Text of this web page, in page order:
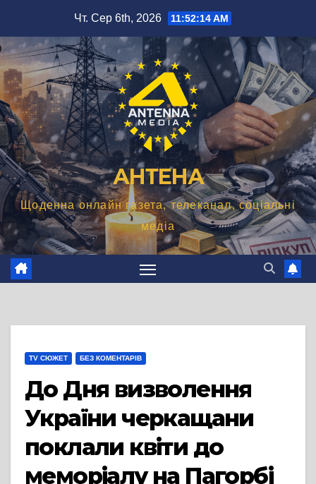
вмісту
Чт. Сер 6th, 2026 11:52:15 AM
АНТЕНА
Щоденна онлайн газета, телеканал, соціальні
медіа
TV СЮЖЕТ БЕЗ КОМЕНТАРІВ
До Дня визволення
України черкащани
поклали квіти до
меморіалу на Пагорбі